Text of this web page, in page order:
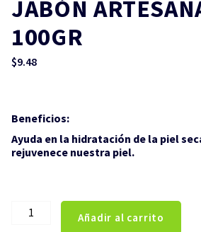
JABÓN
100GR
$9.48
Beneficios:
Ayuda en la hidratación de la piel
rejuvenece nuestra piel.
JABÓN
Añadir al carrito